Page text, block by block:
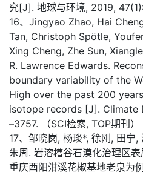
究[J]. 地球与环境, 2019,
16、Jingyao Zhao, Hai
Tan, Christoph Spötle,
Xing Cheng, Zhe Sun,
R. Lawrence Edwards.
boundary variability of the
High over the past 200
isotope records [J]. Climate
–3757. （SCI检索, TOP期刊）
17、邹晓岗, 杨琰*, 徐刚, 田宁
朱周. 岩溶槽谷石漠化治理区
重庆酉阳泔溪花椒基地老泉为